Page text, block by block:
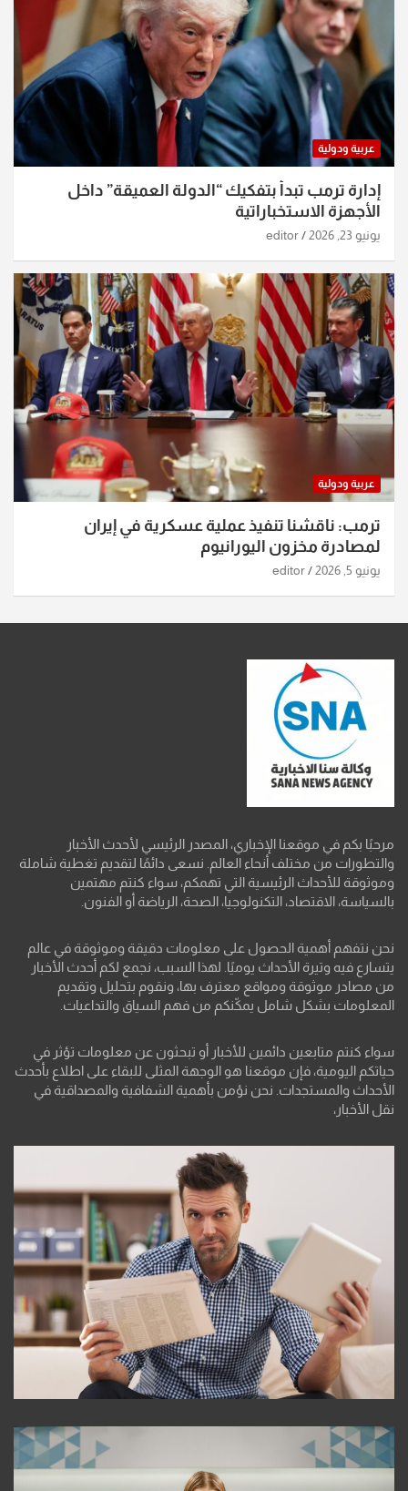
عربية ودولية
إدارة ترمب تبدأ بتفكيك “الدولة العميقة” داخل
الأجهزة الاستخباراتية
يونيو 23, 2026 editor
عربية ودولية
ترمب: ناقشنا تنفيذ عملية عسكرية في إيران
لمصادرة مخزون اليورانيوم
يونيو 5, 2026 editor
مرحبًا بكم في موقعنا الإخباري، المصدر الرئيسي لأحدث الأخبار
والتطورات من مختلف أنحاء العالم. نسعى دائمًا لتقديم تغطية شاملة
وموثوقة للأحداث الرئيسية التي تهمكم، سواء كنتم مهتمين
بالسياسة، الاقتصاد، التكنولوجيا، الصحة، الرياضة أو الفنون.
نحن نتفهم أهمية الحصول على معلومات دقيقة وموثوقة في عالم
يتسارع فيه وتيرة الأحداث يوميًا. لهذا السبب، نجمع لكم أحدث الأخبار
من مصادر موثوقة ومواقع معترف بها، ونقوم بتحليل وتقديم
المعلومات بشكل شامل يمكّنكم من فهم السياق والتداعيات.
سواء كنتم متابعين دائمين للأخبار أو تبحثون عن معلومات تؤثر في
حياتكم اليومية، فإن موقعنا هو الوجهة المثلى للبقاء على اطلاع بأحدث
الأحداث والمستجدات. نحن نؤمن بأهمية الشفافية والمصداقية في
نقل الأخبار،